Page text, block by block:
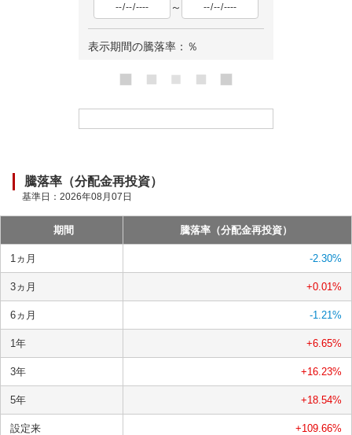
～
表示期間の騰落率： ％
騰落率（分配金再投資）
基準日： 2026年08月07日
期間 騰落率（分配金再投資）
1ヵ月 -2.30%
3ヵ月 +0.01%
6ヵ月 -1.21%
1年 +6.65%
3年 +16.23%
5年 +18.54%
設定来 +109.66%